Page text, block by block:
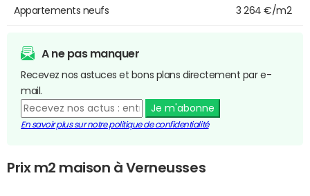
Appartements neufs 3 264 €/m2
A ne pas manquer
Recevez nos astuces et bons plans directement par e-
mail.
Je m'abonne
En savoir plus sur notre politique de confidentialité
Prix m2 maison à Verneusses